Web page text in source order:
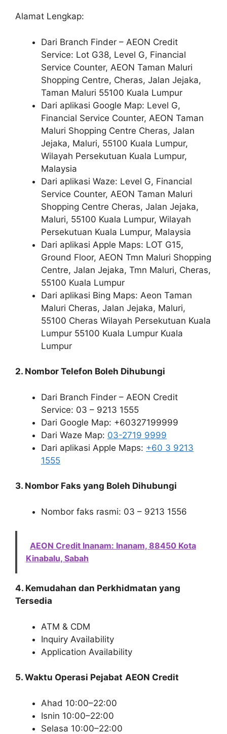
Alamat Lengkap:
Dari Branch Finder – AEON Credit
Service: Lot G38, Level G, Financial
Service Counter, AEON Taman Maluri
Shopping Centre, Cheras, Jalan Jejaka,
Taman Maluri 55100 Kuala Lumpur
Dari aplikasi Google Map: Level G,
Financial Service Counter, AEON Taman
Maluri Shopping Centre Cheras, Jalan
Jejaka, Maluri, 55100 Kuala Lumpur,
Wilayah Persekutuan Kuala Lumpur,
Malaysia
Dari aplikasi Waze: Level G, Financial
Service Counter, AEON Taman Maluri
Shopping Centre Cheras, Jalan Jejaka,
Maluri, 55100 Kuala Lumpur, Wilayah
Persekutuan Kuala Lumpur, Malaysia
Dari aplikasi Apple Maps: LOT G15,
Ground Floor, AEON Tmn Maluri Shopping
Centre, Jalan Jejaka, Tmn Maluri, Cheras,
55100 Kuala Lumpur
Dari aplikasi Bing Maps: Aeon Taman
Maluri Cheras, Jalan Jejaka, Maluri,
55100 Cheras Wilayah Persekutuan Kuala
Lumpur 55100 Kuala Lumpur Kuala
Lumpur
2. Nombor Telefon Boleh Dihubungi
Dari Branch Finder – AEON Credit
Service: 03 – 9213 1555
Dari Google Map: +60327199999
Dari Waze Map: 03-2719 9999
Dari aplikasi Apple Maps: +60 3 9213
1555
3. Nombor Faks yang Boleh Dihubungi
Nombor faks rasmi: 03 – 9213 1556
AEON Credit Inanam: Inanam, 88450 Kota
Kinabalu, Sabah
4. Kemudahan dan Perkhidmatan yang
Tersedia
ATM & CDM
Inquiry Availability
Application Availability
5. Waktu Operasi Pejabat AEON Credit
Ahad 10:00–22:00
Isnin 10:00–22:00
Selasa 10:00–22:00